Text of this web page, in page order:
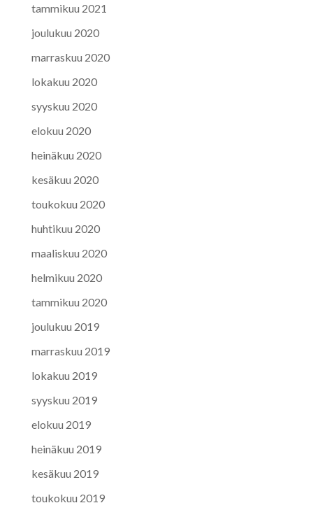
tammikuu 2021
joulukuu 2020
marraskuu 2020
lokakuu 2020
syyskuu 2020
elokuu 2020
heinäkuu 2020
kesäkuu 2020
toukokuu 2020
huhtikuu 2020
maaliskuu 2020
helmikuu 2020
tammikuu 2020
joulukuu 2019
marraskuu 2019
lokakuu 2019
syyskuu 2019
elokuu 2019
heinäkuu 2019
kesäkuu 2019
toukokuu 2019